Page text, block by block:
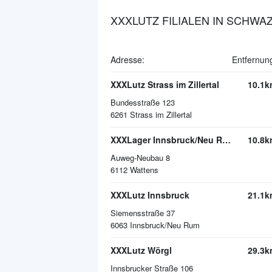
XXXLUTZ FILIALEN IN
Adresse:
XXXLutz Strass im Zillertal
Bundesstraße 123
6261 Strass im Zillertal
XXXLager Innsbruck/Neu Rum
Auweg-Neubau 8
6112 Wattens
XXXLutz Innsbruck
Siemensstraße 37
6063 Innsbruck/Neu Rum
XXXLutz Wörgl
Innsbrucker Straße 106